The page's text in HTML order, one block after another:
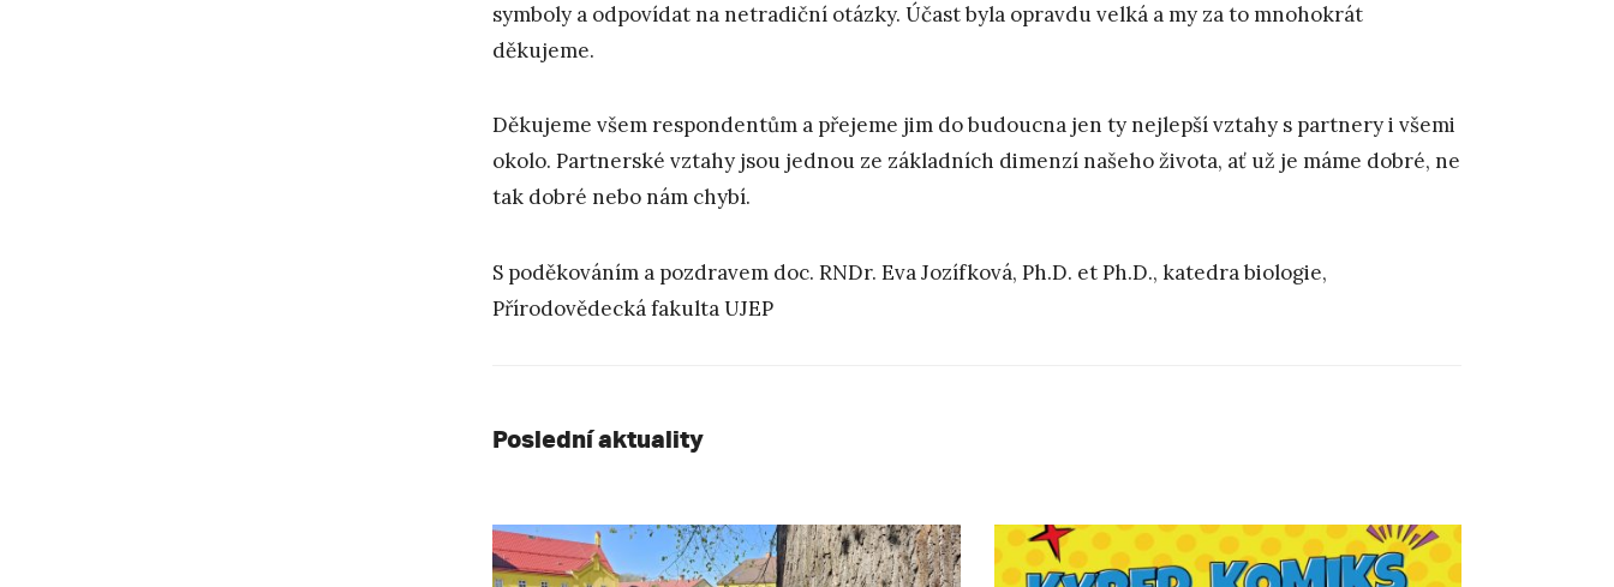
symboly a odpovídat na netradiční otázky. Účast byla opravdu velká a my za to mnohokrát
děkujeme.
Děkujeme všem respondentům a přejeme jim do budoucna jen ty nejlepší vztahy s partnery i všemi
okolo. Partnerské vztahy jsou jednou ze základních dimenzí našeho života, ať už je máme dobré, ne
tak dobré nebo nám chybí.
S poděkováním a pozdravem doc. RNDr. Eva Jozífková, Ph.D. et Ph.D., katedra biologie,
Přírodovědecká fakulta UJEP
Poslední aktuality